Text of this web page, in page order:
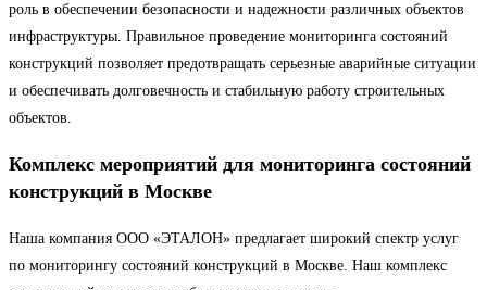
роль в обеспечении безопасности и надежности различных объектов
инфраструктуры. Правильное проведение мониторинга состояний
конструкций позволяет предотвращать серьезные аварийные ситуации
и обеспечивать долговечность и стабильную работу строительных
объектов.
Комплекс мероприятий для мониторинга состояний
конструкций в Москве
Наша компания ООО «ЭТАЛОН» предлагает широкий спектр услуг
по мониторингу состояний конструкций в Москве. Наш комплекс